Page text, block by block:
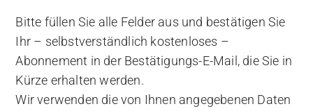
Bitte füllen Sie alle Felder aus und bestätigen Sie
Ihr – selbstverständlich kostenloses –
Abonnement in der Bestätigungs-E-Mail, die Sie in
Kürze erhalten werden.
Wir verwenden die von Ihnen angegebenen Daten